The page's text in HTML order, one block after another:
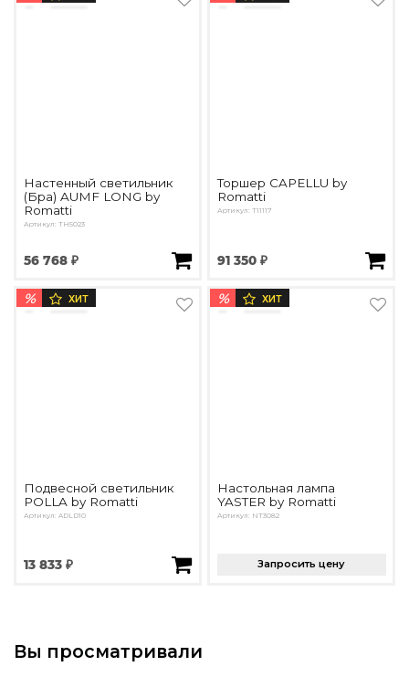
Настенный светильник
(Бра) AUMF LONG by
Romatti
Артикул: TH5023
56 768 ₽
Торшер CAPELLU by
Romatti
Артикул: T11117
91 350 ₽
% ХИТ
Подвесной светильник
POLLA by Romatti
Артикул: ADLD10
13 833 ₽
% ХИТ
Настольная лампа
YASTER by Romatti
Артикул: NT3082
Запросить цену
Вы просматривали